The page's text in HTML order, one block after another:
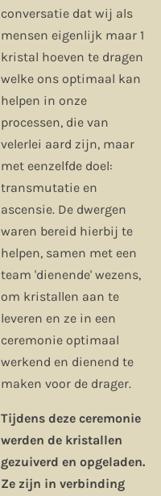
conversatie dat wij als
mensen eigenlijk maar 1
kristal hoeven te dragen
welke ons optimaal kan
helpen in onze
processen, die van
velerlei aard zijn, maar
met eenzelfde doel:
transmutatie en
ascensie. De dwergen
waren bereid hierbij te
helpen, samen met een
team 'dienende' wezens,
om kristallen aan te
leveren en ze in een
ceremonie optimaal
werkend en dienend te
maken voor de drager.
Tijdens deze ceremonie
werden de kristallen
gezuiverd en opgeladen.
Ze zijn in verbinding